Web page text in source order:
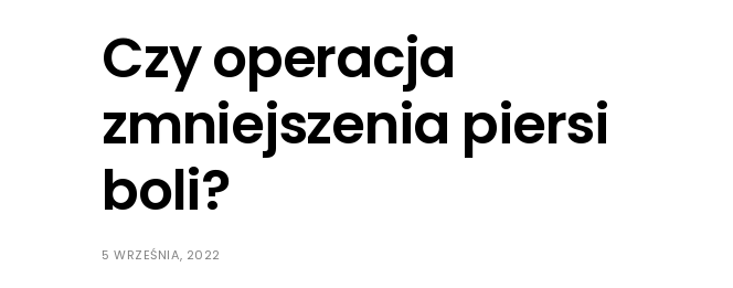
Czy operacja
zmniejszenia piersi
boli?
5 WRZEŚNIA, 2022